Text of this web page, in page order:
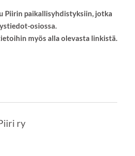
Piirin paikallisyhdistyksiin, jotka
osiossa.
myös alla olevasta linkistä.
ry